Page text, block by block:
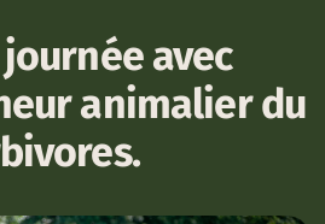
avec
animalier du